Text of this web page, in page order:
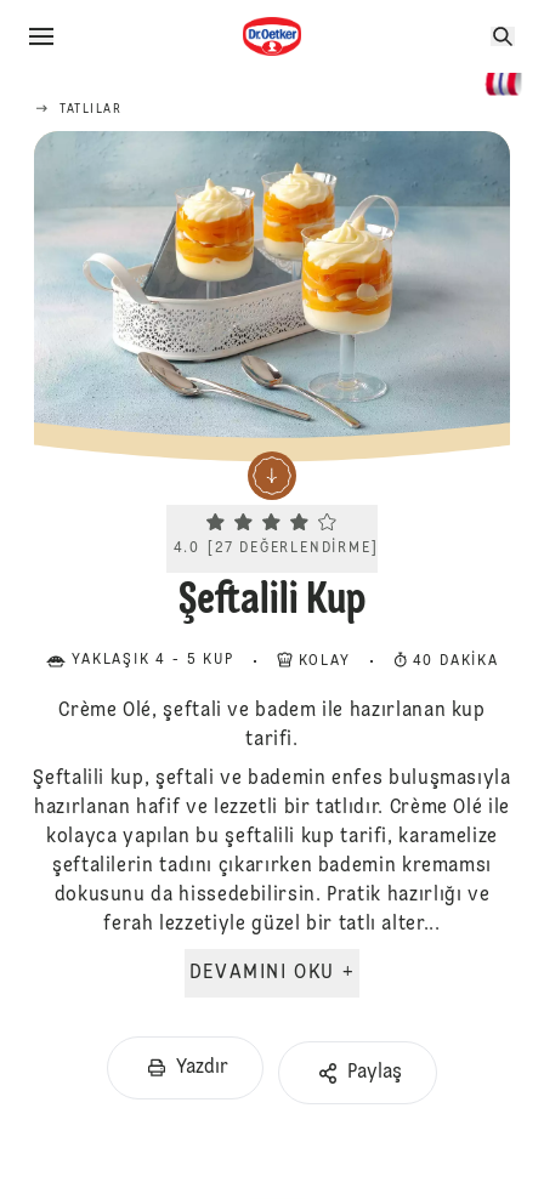
TATLILAR
Current rating 4.0. Click to rate.
4.0 27 DEĞERLENDIRME
Şeftalili Kup
YAKLAŞIK 4 - 5 KUP KOLAY 40 DAKIKA
Crème Olé, şeftali ve badem ile hazırlanan kup
tarifi.
Şeftalili kup, şeftali ve bademin enfes buluşmasıyla
hazırlanan hafif ve lezzetli bir tatlıdır. Crème Olé ile
kolayca yapılan bu şeftalili kup tarifi, karamelize
şeftalilerin tadını çıkarırken bademin kremamsı
dokusunu da hissedebilirsin. Pratik hazırlığı ve
ferah lezzetiyle güzel bir tatlı alter...
DEVAMINI OKU +
Yazdır Paylaş